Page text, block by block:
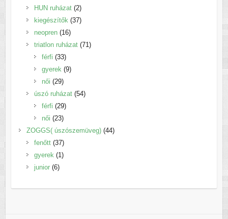
termék
HUN ruházat 22
termék
kiegészítők 3737
neopren 1616
termék
triatlon ruházat 71 71
férfi 3333
termék
gyerek 99
női 2929
termék
úszó ruházat 5454
férfi 2929
termék
női 2323
termék
ZOGGS( úszószemüveg) 4444
fenőtt 3737
termék
gyerek 1 1
junior 66